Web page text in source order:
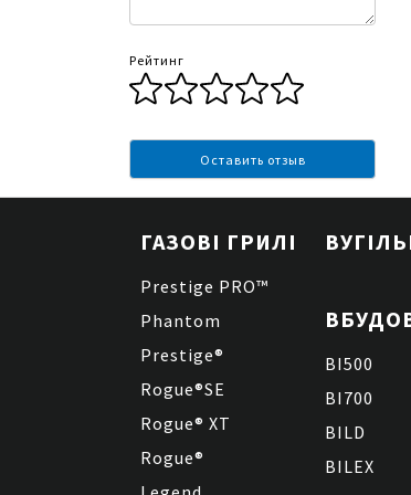
простота у використанні:
Для отримання інтенсивного
коробку безпосередньо на
насолоджуйтеся повним
Рейтинг
Оставить отзыв
ГАЗОВІ ГРИЛІ
Prestige PRO™
Phantom
Prestige®
Rogue®SE
Rogue® XT
Rogue®
BI500
BI700
BILD
BILEX